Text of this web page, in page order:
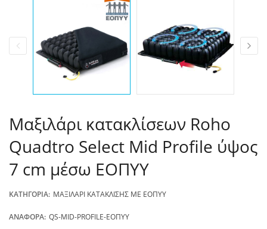
Μαξιλάρι κατακλίσεων Roho
Quadtro Select Mid Profile ύψος
7 cm μέσω ΕΟΠΥΥ
ΚΑΤΗΓΟΡΊΑ: ΜΑΞΙΛΆΡΙ ΚΑΤΆΚΛΙΣΗΣ ΜΕ ΕΟΠΥΥ
ΑΝΑΦΟΡΆ: QS-MID-PROFILE-ΕΟΠΥΥ